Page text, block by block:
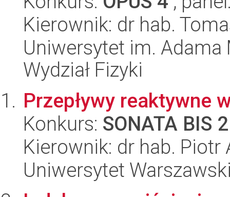
Kierownik: dr hab.
Uniwersytet im.
Wydział Fizyki
Przepływy reaktywne
Konkurs: SONATA BIS 2
Kierownik: dr hab. Piotr
Uniwersytet